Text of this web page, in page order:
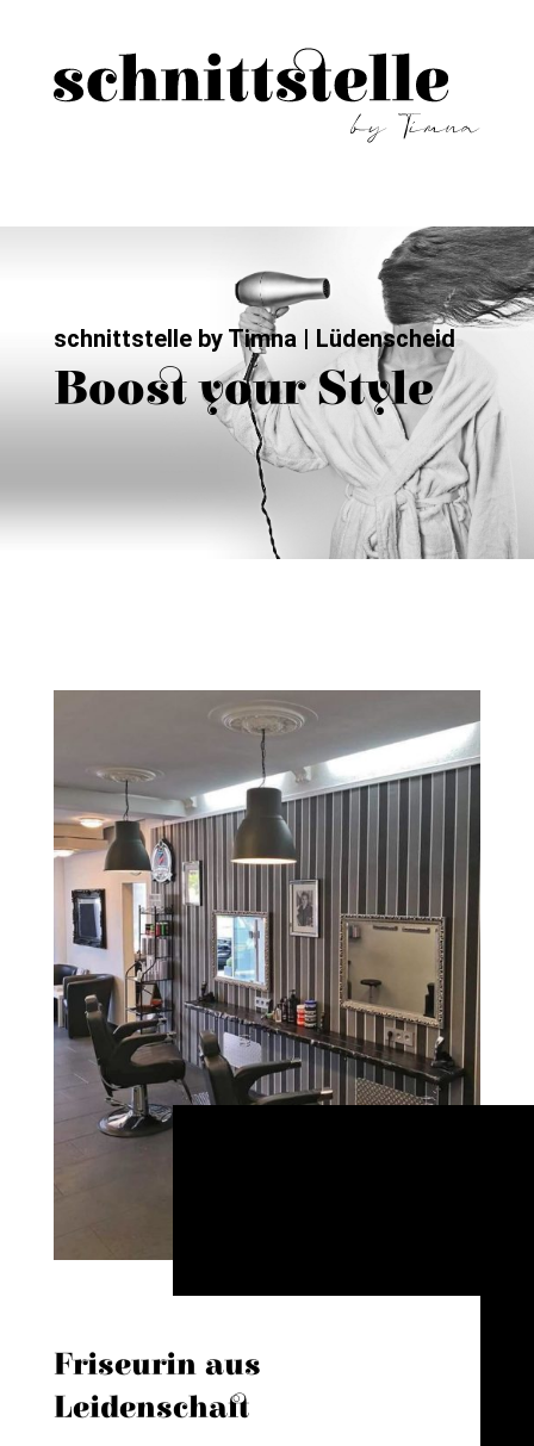
schnittstelle by Timna | Lüdenscheid
Boost your Style
Friseurin aus
Leidenschaft